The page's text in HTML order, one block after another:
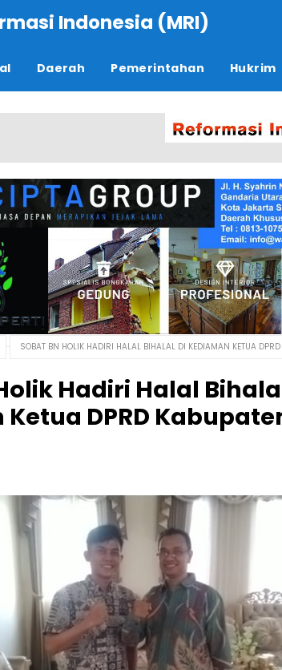
Indonesia (MRI)
Daerah Pemerintahan Hukrim
SOBAT BN HOLIK HADIRI HALAL BIHALAL DI KEDIAMAN KETUA DPRD
Hadiri Halal
DPRD